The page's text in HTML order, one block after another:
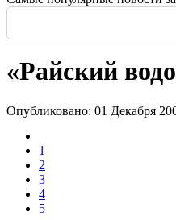
«Райский
Опубликовано: 01 Декабря
1
2
3
4
5